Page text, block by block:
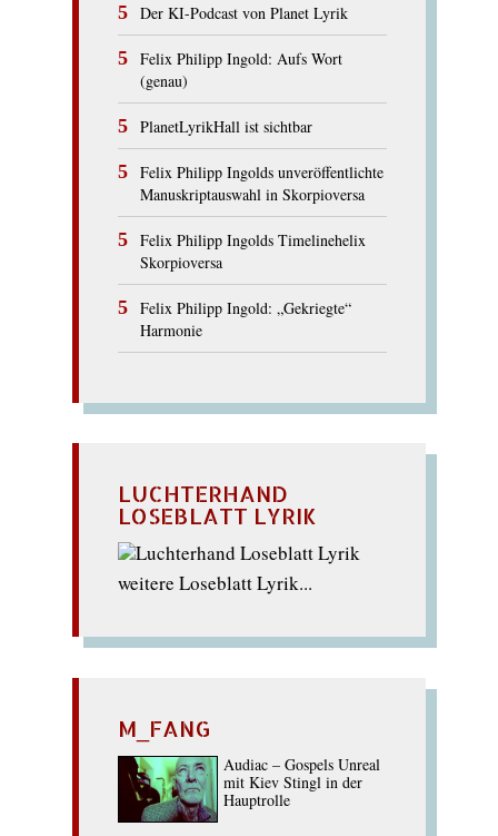
Der KI-Podcast von Planet Lyrik
Felix Philipp Ingold: Aufs Wort
(genau)
PlanetLyrikHall ist sichtbar
Felix Philipp Ingolds unveröffentlichte
Manuskriptauswahl in Skorpioversa
Felix Philipp Ingolds Timelinehelix
Skorpioversa
Felix Philipp Ingold: „Gekriegte“
Harmonie
LUCHTERHAND
LOSEBLATT LYRIK
weitere Loseblatt Lyrik...
M_FANG
Audiac – Gospels Unreal
mit Kiev Stingl in der
Hauptrolle